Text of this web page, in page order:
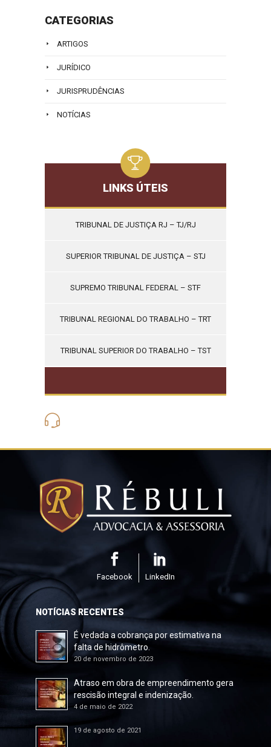
CATEGORIAS
ARTIGOS
JURÍDICO
JURISPRUDÊNCIAS
NOTÍCIAS
LINKS ÚTEIS
TRIBUNAL DE JUSTIÇA RJ – TJ/RJ
SUPERIOR TRIBUNAL DE JUSTIÇA – STJ
SUPREMO TRIBUNAL FEDERAL – STF
TRIBUNAL REGIONAL DO TRABALHO – TRT
TRIBUNAL SUPERIOR DO TRABALHO – TST
Facebook LinkedIn
NOTÍCIAS RECENTES
É vedada a cobrança por estimativa na
falta de hidrômetro.
20 de novembro de 2023
Atraso em obra de empreendimento gera
rescisão integral e indenização.
4 de maio de 2022
19 de agosto de 2021